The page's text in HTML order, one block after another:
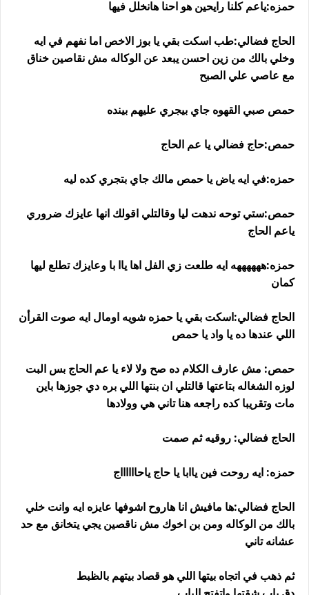
حمزه:ياعم كلنا رايحين هو احنا هانخلل فيها
الحاج فضالي:طب اسكت بقي يا بوز الاخص اما نفهم في ايه
وخلي بالك من زين احسن يبعد عن الوكاله مش نقاصين خناق
مع عاصي علي الصبح
حمص صبي القهوه جاي بيجري عليهم بينده
حمص:حاج فضالي يا عم الحاج
حمزه:في ايه ياض يا حمص مالك جاي بتجري كده ليه
حمص:ستي توحه ندهت ليا وقالتلي اقولك انها عايزك ضروري
ياعم الحاج
حمزه:ههههههه ايه طلعت زي الفل اها ياا با وعايزك تطلع ليها
كمان
الحاج فضالي:اسكت بقي يا حمزه شويه اومال ايه صوت القرأن
اللي عندها ده يا واد يا حمص
حمص: مش عارف الكلام ده صح ولا لاء يا عم الحاج بس البت
لوزه الشغاله بتاعتها قالتلي ان بنتها اللي بره دي جوزها باين
مات وتقريبا كده راجعه هنا تاني هي وولادها
الحاج فضالي: روقيه ثم صمت
حمزه: ايه روحت فين ياابا يا حاج ياحااااااج
الحاج فضالي:ها مافيش انا هاروح اشوفها عايزه ايه وانت خلي
بالك من الوكاله ومن بن اخوك مش ناقصين يجي يتخانق مع حد
عشانه تاني
ثم ذهب في اتجاه بيتها اللي هو قصاد بيتهم بالظبط